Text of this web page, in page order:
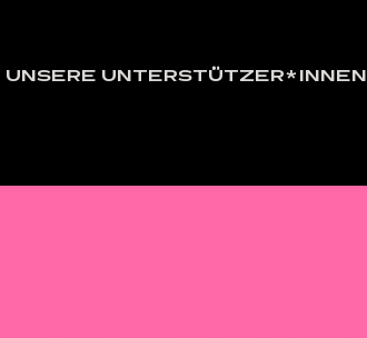
UNSERE UNTERSTÜTZER*INNEN